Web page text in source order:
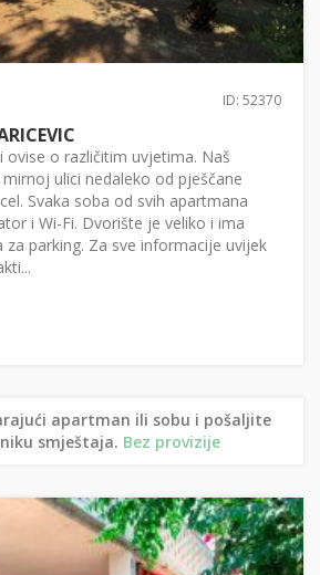
ID: 52370
ovise o različitim uvjetima. Naš
ulici nedaleko od pješčane
Svaka soba od svih apartmana
i Wi-Fi. Dvorište je veliko i ima
parking. Za sve informacije uvijek
apartman ili sobu i pošaljite
smještaja. Bez provizije